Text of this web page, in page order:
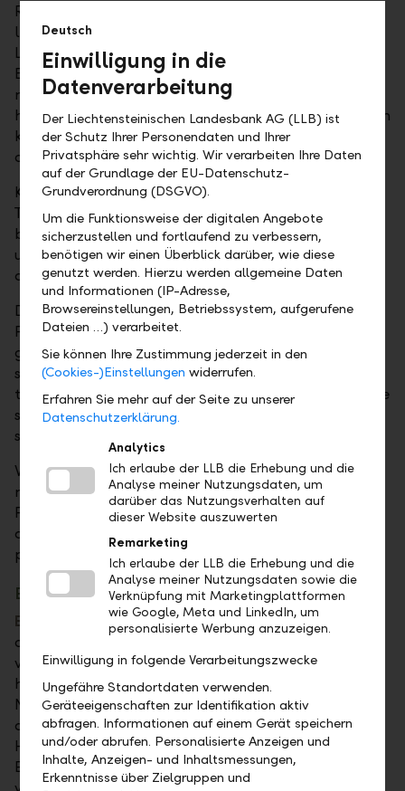
Rentenbefürworter argumentieren, dass die Rente
lebenslang ausbezahlt wird und damit das
Langleberisiko gut abgedeckt ist. Der monatliche
Betrag macht die Planung einfach. Man muss sich
nicht um Anlageentscheidungen kümmern, weder
heute noch im Alter und Börsenschwankungen haben
keinen direkten Einfluss auf die Rente. Zudem erhält
der Überlebende eine Hinterlassenenrente.
Kritiker halten dagegen, dass die Rente nicht der
Teuerung angepasst wird und, bei einem frühen Tod
beider Partner, das Guthaben verfällt. Zudem ist sie
unflexibel. Man brauche im Alter wohl weniger Geld
als kurz nach der Pensionierung.
Der Kapitalbezug ermöglicht eigenverantwortliches
Planen und Handeln. Man kann sich mittels
geeigneter Wertschriftenanlagen gegen Inflation
schützen. Zudem kann man Vermögensentnahmen
tätigen und sich so eine Rente selbst konstruieren. Die
sinkenden Umwandlungssätze der Pensionskassen
sind ebenfalls vielen ein Dorn im Auge.
Wer hat nun Recht? – Wie in vielen Bereichen gibt es
nicht nur Schwarz oder Weiss. Eine umfassende
Pensionsplanung hilft, die Folgen der Varianten
aufzuzeigen und eine Wahl zu treffen, die den
persönlichen Bedürfnissen gerecht wird.
Erbrechtliche Auswirkungen
Beispiel:
Ein Ehepaar bezieht aus der Pensionskasse
des Mannes CHF 600'000. Nach wenigen Jahren
verstirbt der Mann ohne ein Testament zu
hinterlassen. Da das noch vorhandene Kapital in den
Nachlass des Mannes fällt, erben neben der Ehefrau
auch die Kinder einen Teil dieses Geldes, nämlich die
Hälfte! Wenn das Ehepaar kinderlos war, erben die
Eltern bzw. sogar die Geschwister, wenn die Eltern
Deutsch
Einwilligung in die
Datenverarbeitung
Der Liechtensteinischen Landesbank AG (LLB) ist
der Schutz Ihrer Personendaten und Ihrer
Privatsphäre sehr wichtig. Wir verarbeiten Ihre Daten
auf der Grundlage der EU-Datenschutz-
Grundverordnung (DSGVO).
Um die Funktionsweise der digitalen Angebote
sicherzustellen und fortlaufend zu verbessern,
benötigen wir einen Überblick darüber, wie diese
genutzt werden. Hierzu werden allgemeine Daten
und Informationen (IP-Adresse,
Browsereinstellungen, Betriebssystem, aufgerufene
Dateien …) verarbeitet.
Sie können Ihre Zustimmung jederzeit in den
(Cookies-)Einstellungen widerrufen.
Erfahren Sie mehr auf der Seite zu unserer
Datenschutzerklärung.
Analytics
Ich erlaube der LLB die Erhebung und die
Analyse meiner Nutzungsdaten, um
darüber das Nutzungsverhalten auf
dieser Website auszuwerten
Remarketing
Ich erlaube der LLB die Erhebung und die
Analyse meiner Nutzungsdaten sowie die
Verknüpfung mit Marketingplattformen
wie Google, Meta und LinkedIn, um
personalisierte Werbung anzuzeigen.
Einwilligung in folgende Verarbeitungszwecke
Ungefähre Standortdaten verwenden.
Geräteeigenschaften zur Identifikation aktiv
abfragen. Informationen auf einem Gerät speichern
und/oder abrufen. Personalisierte Anzeigen und
Inhalte, Anzeigen- und Inhaltsmessungen,
Erkenntnisse über Zielgruppen und